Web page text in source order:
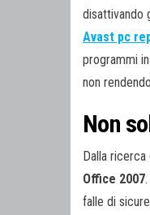
disattivando
Avast pc
programmi
non
Non
Dalla ricerca
Office 2007
falle di